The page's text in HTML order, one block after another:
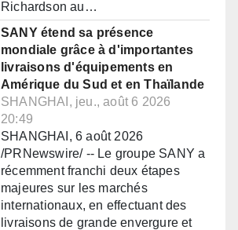
Richardson au…
SANY étend sa présence
mondiale grâce à d'importantes
livraisons d'équipements en
Amérique du Sud et en Thaïlande
SHANGHAI, jeu., août 6 2026
20:49
SHANGHAI, 6 août 2026
/PRNewswire/ -- Le groupe SANY a
récemment franchi deux étapes
majeures sur les marchés
internationaux, en effectuant des
livraisons de grande envergure et